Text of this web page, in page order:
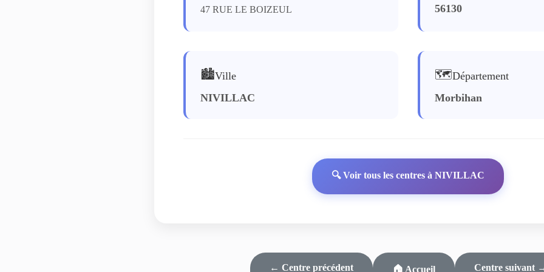
47 RUE LE BOIZEUL 56130
🏙️Ville
NIVILLAC
🗺️Département
Morbihan
🔍 Voir tous les centres à NIVILLAC
← Centre précédent 🏠 Accueil Centre suivant